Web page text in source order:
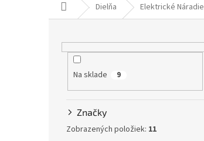
DomovDielňa Elektrické Náradie
Na sklade 9
Značky
Zobrazených položiek: 11